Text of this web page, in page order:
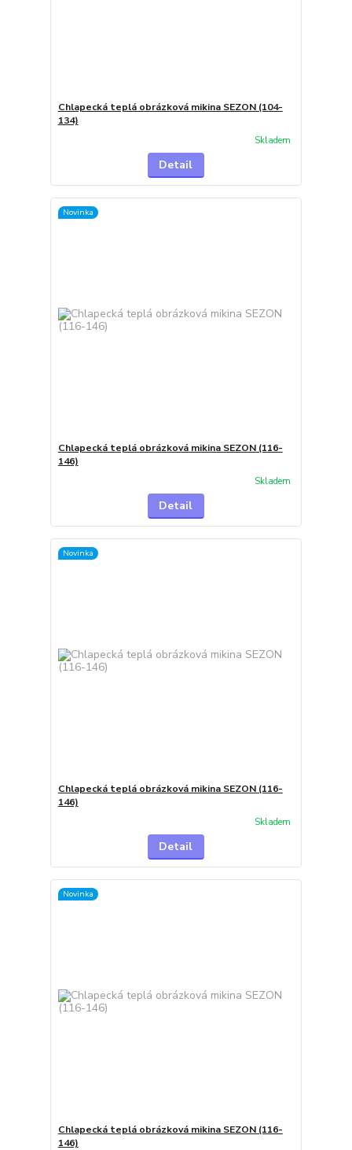
Chlapecká teplá obrázková mikina SEZON (104-
134)
Skladem
Detail
Novinka
Chlapecká teplá obrázková mikina SEZON (116-
146)
Skladem
Detail
Novinka
Chlapecká teplá obrázková mikina SEZON (116-
146)
Skladem
Detail
Novinka
Chlapecká teplá obrázková mikina SEZON (116-
146)